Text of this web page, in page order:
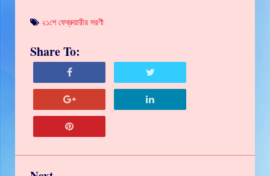
২১শে ফেব্রুয়ারীর সরণী
Share To: